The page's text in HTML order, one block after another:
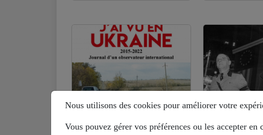
lundi septembre 29, 2025 mardi août 12,
Nous utilisons des cookies pour améliorer votre
Vous pouvez gérer vos préférences ou les accepter